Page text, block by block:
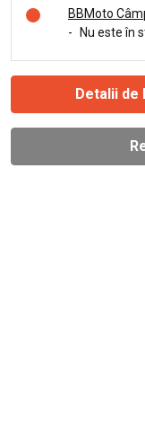
BBMoto
-
Nu este în
Detalii de